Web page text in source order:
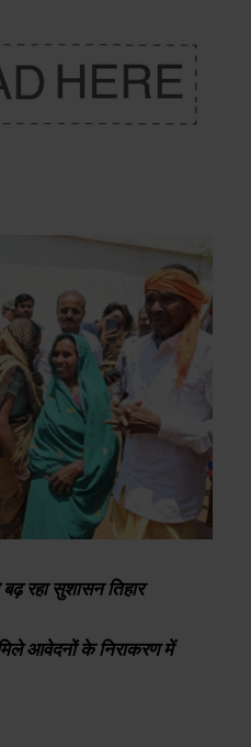
रहा सुशासन तिहार
आवेदनों के निराकरण में